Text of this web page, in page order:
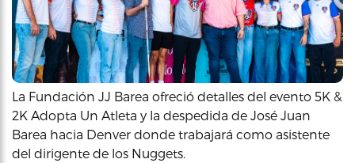
La Fundación JJ Barea ofreció detalles del evento 5K &
2K Adopta Un Atleta y la despedida de José Juan
Barea hacia Denver donde trabajará como asistente
del dirigente de los Nuggets.